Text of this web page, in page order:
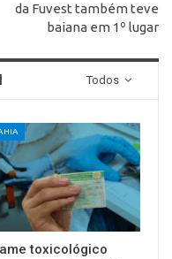
da Fuvest também teve
baiana em 1º lugar
Todos
toxicológico